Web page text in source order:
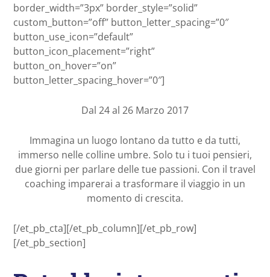
border_width=”3px” border_style=”solid”
custom_button=”off” button_letter_spacing=”0″
button_use_icon=”default”
button_icon_placement=”right”
button_on_hover=”on”
button_letter_spacing_hover=”0″]
Dal 24 al 26 Marzo 2017
Immagina un luogo lontano da tutto e da tutti,
immerso nelle colline umbre. Solo tu i tuoi pensieri,
due giorni per parlare delle tue passioni. Con il travel
coaching imparerai a trasformare il viaggio in un
momento di crescita.
[/et_pb_cta][/et_pb_column][/et_pb_row]
[/et_pb_section]